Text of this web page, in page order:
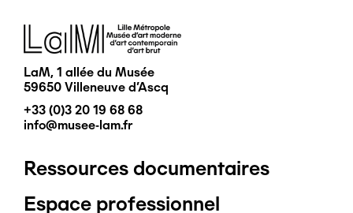
Image
LaM, 1 allée du Musée
59650 Villeneuve d'Ascq
+33 (0)3 20 19 68 68
info@musee-lam.fr
Pied
Ressources documentaires
Espace professionnel